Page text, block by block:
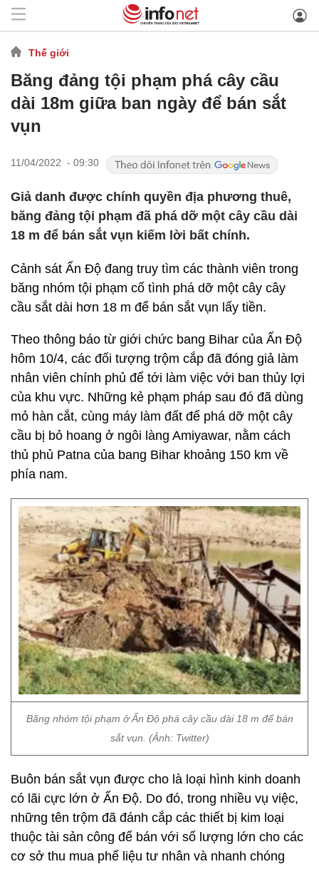
Thế giới
Băng đảng tội phạm phá cây cầu
dài 18m giữa ban ngày để bán sắt
vụn
11/04/2022 - 09:30
Giả danh được chính quyền địa phương thuê,
băng đảng tội phạm đã phá dỡ một cây cầu dài
18 m để bán sắt vụn kiếm lời bất chính.
Cảnh sát Ấn Độ đang truy tìm các thành viên trong
băng nhóm tội phạm cố tình phá dỡ một cây cây
cầu sắt dài hơn 18 m để bán sắt vụn lấy tiền.
Theo thông báo từ giới chức bang Bihar của Ấn Độ
hôm 10/4, các đối tượng trộm cắp đã đóng giả làm
nhân viên chính phủ để tới làm việc với ban thủy lợi
của khu vực. Những kẻ phạm pháp sau đó đã dùng
mỏ hàn cắt, cùng máy làm đất để phá dỡ một cây
cầu bị bỏ hoang ở ngôi làng Amiyawar, nằm cách
thủ phủ Patna của bang Bihar khoảng 150 km về
phía nam.
Băng nhóm tội phạm ở Ấn Độ phá cây cầu dài 18 m để bán
sắt vụn. (Ảnh: Twitter)
Buôn bán sắt vụn được cho là loại hình kinh doanh
có lãi cực lớn ở Ấn Độ. Do đó, trong nhiều vụ việc,
những tên trộm đã đánh cắp các thiết bị kim loại
thuộc tài sản công để bán với số lượng lớn cho các
cơ sở thu mua phế liệu tư nhân và nhanh chóng